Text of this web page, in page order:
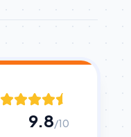
9.8/10